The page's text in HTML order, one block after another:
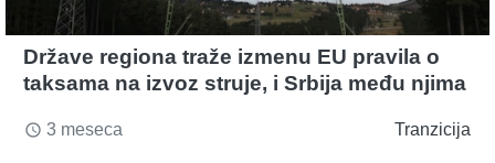
Države regiona traže izmenu EU pravila o
taksama na izvoz struje, i Srbija među njima
access_time 3 meseca Tranzicija